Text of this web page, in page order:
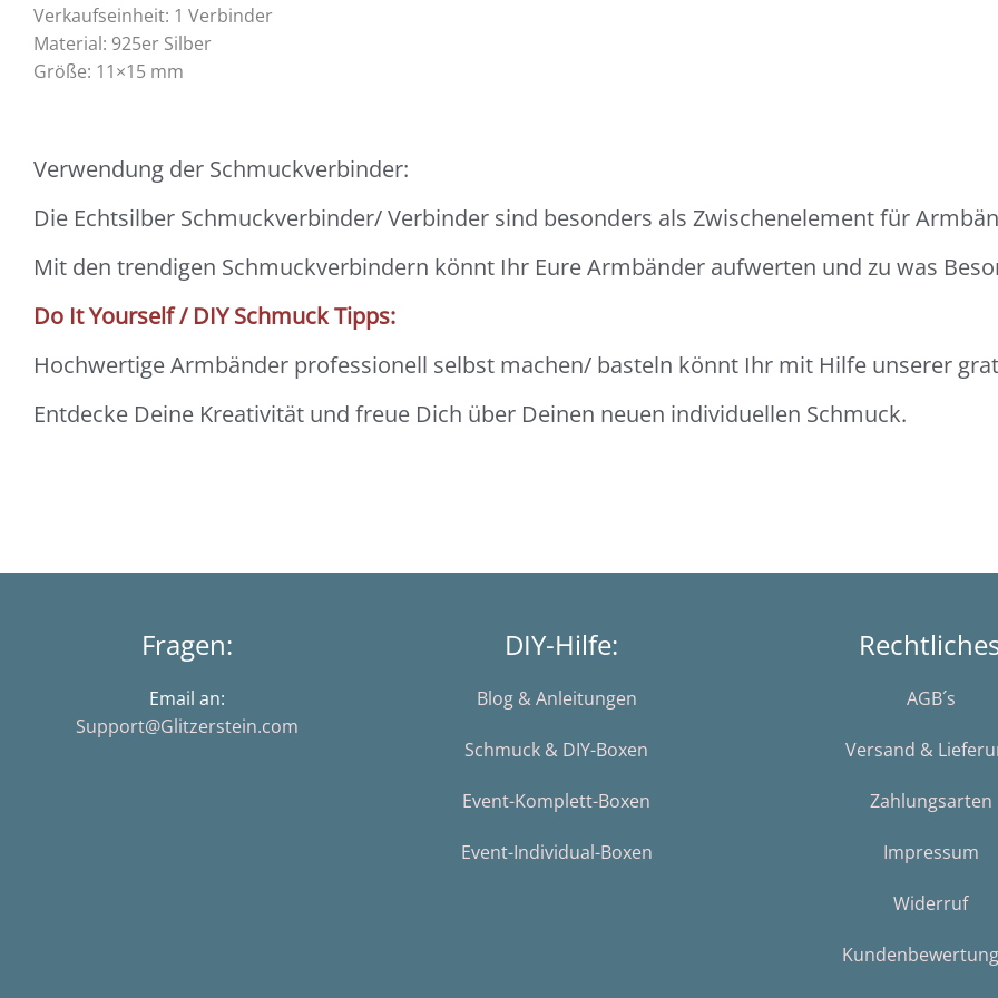
Verkaufseinheit: 1 Verbinder
Material: 925er Silber
Größe: 11×15 mm
Verwendung der Schmuckverbinder:
Die Echtsilber Schmuckverbinder/ Verbinder sind besonders als Zwischenelement für
Mit den trendigen Schmuckverbindern könnt Ihr Eure Armbänder aufwerten und zu was
Do It Yourself / DIY Schmuck Tipps:
Hochwertige Armbänder professionell selbst machen/ basteln könnt Ihr mit Hilfe unserer
Entdecke Deine Kreativität und freue Dich über Deinen neuen individuellen Schmuck.
Fragen:
Email an:
Support@Glitzerstein.com
DIY-Hilfe:
Blog & Anleitungen
Schmuck & DIY-Boxen
Event-Komplett-Boxen
Event-Individual-Boxen
AGB´s
Versand &
Zahlungsarten
Impressum
Widerruf